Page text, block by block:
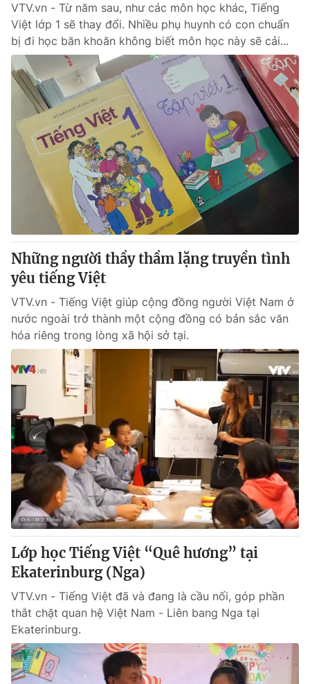
VTV.vn - Từ năm sau, như các môn học khác, Tiếng
Việt lớp 1 sẽ thay đổi. Nhiều phụ huynh có con chuẩn
bị đi học băn khoăn không biết môn học này sẽ cải...
Những người thầy thầm lặng truyền tình
yêu tiếng Việt
VTV.vn - Tiếng Việt giúp cộng đồng người Việt Nam ở
nước ngoài trở thành một cộng đồng có bản sắc văn
hóa riêng trong lòng xã hội sở tại.
Lớp học Tiếng Việt “Quê hương” tại
Ekaterinburg (Nga)
VTV.vn - Tiếng Việt đã và đang là cầu nối, góp phần
thắt chặt quan hệ Việt Nam - Liên bang Nga tại
Ekaterinburg.